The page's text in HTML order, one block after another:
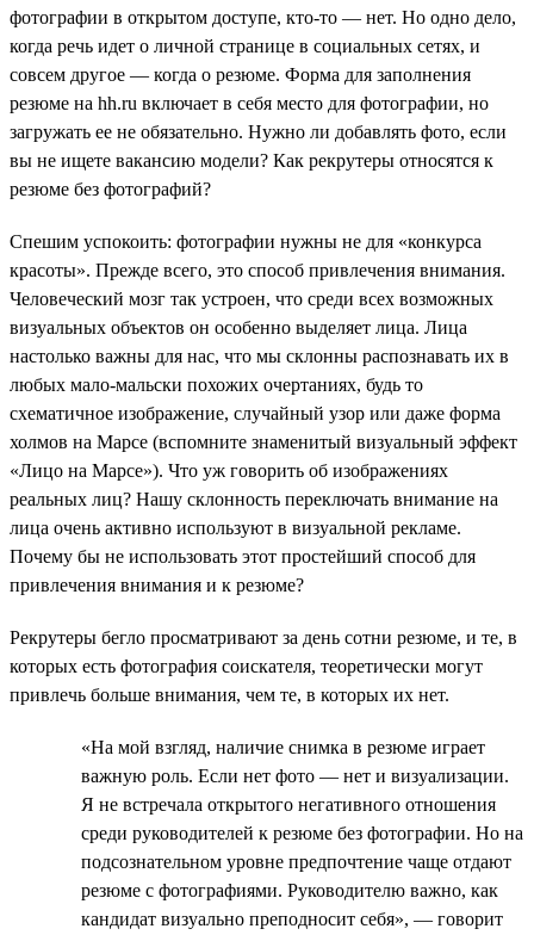
фотографии в открытом доступе, кто-то — нет. Но одно дело,
когда речь идет о личной странице в социальных сетях, и
совсем другое — когда о резюме. Форма для заполнения
резюме на hh.ru включает в себя место для фотографии, но
загружать ее не обязательно. Нужно ли добавлять фото, если
вы не ищете вакансию модели? Как рекрутеры относятся к
резюме без фотографий?
Спешим успокоить: фотографии нужны не для «конкурса
красоты». Прежде всего, это способ привлечения внимания.
Человеческий мозг так устроен, что среди всех возможных
визуальных объектов он особенно выделяет лица. Лица
настолько важны для нас, что мы склонны распознавать их в
любых мало-мальски похожих очертаниях, будь то
схематичное изображение, случайный узор или даже форма
холмов на Марсе (вспомните знаменитый визуальный эффект
«Лицо на Марсе»). Что уж говорить об изображениях
реальных лиц? Нашу склонность переключать внимание на
лица очень активно используют в визуальной рекламе.
Почему бы не использовать этот простейший способ для
привлечения внимания и к резюме?
Рекрутеры бегло просматривают за день сотни резюме, и те, в
которых есть фотография соискателя, теоретически могут
привлечь больше внимания, чем те, в которых их нет.
«На мой взгляд, наличие снимка в резюме играет
важную роль. Если нет фото — нет и визуализации.
Я не встречала открытого негативного отношения
среди руководителей к резюме без фотографии. Но на
подсознательном уровне предпочтение чаще отдают
резюме с фотографиями. Руководителю важно, как
кандидат визуально преподносит себя», — говорит